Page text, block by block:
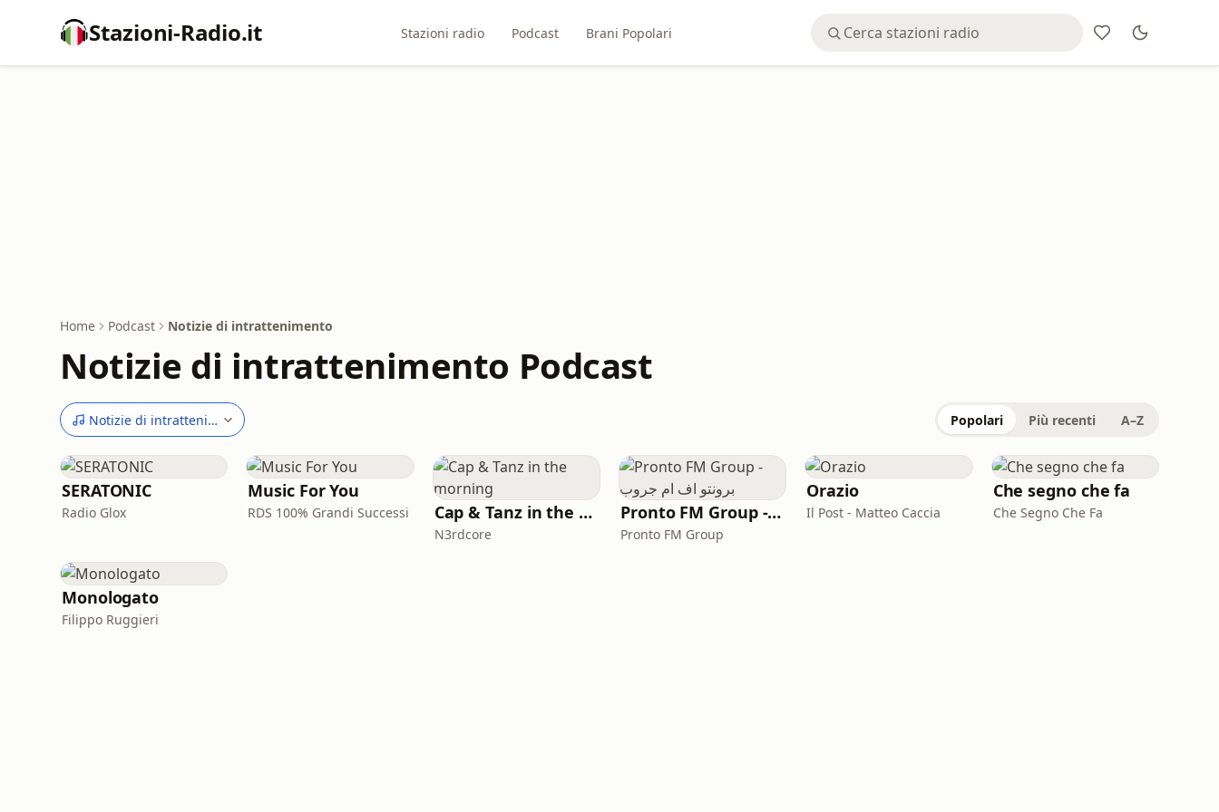
Stazioni-Radio.it Stazioni radio Podcast Brani Popolari
Home Podcast Notizie di intrattenimento
Notizie di intrattenimento Podcast
Notizie di intrattenimento Popolari Più recenti A–Z
SERATONIC
Radio Glox
Music For You
RDS 100% Grandi Successi Cap & Tanz in the morning
N3rdcore
Pronto FM Group - برونتو اف ام جروب
Pronto FM Group
Orazio
Il Post - Matteo Caccia
Che segno che fa
Che Segno Che Fa
Monologato
Filippo Ruggieri